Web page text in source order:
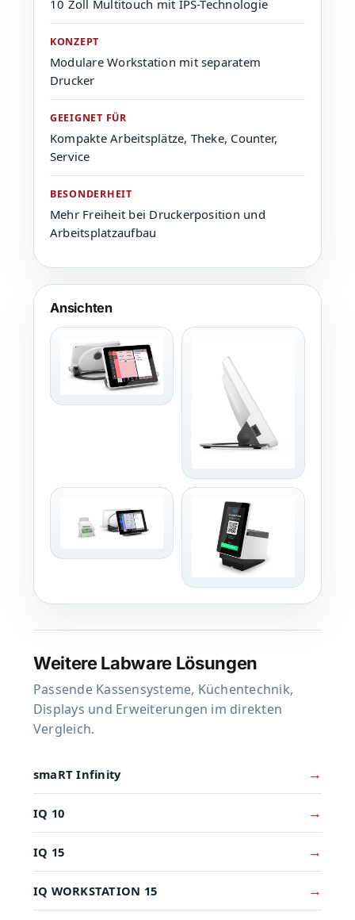
10 Zoll Multitouch mit IPS-Technologie
KONZEPT
Modulare Workstation mit separatem
Drucker
GEEIGNET FÜR
Kompakte Arbeitsplätze, Theke, Counter,
Service
BESONDERHEIT
Mehr Freiheit bei Druckerposition und
Arbeitsplatzaufbau
Ansichten
Weitere Labware Lösungen
Passende Kassensysteme, Küchentechnik,
Displays und Erweiterungen im direkten
Vergleich.
smaRT Infinity
IQ 10
IQ 15
IQ WORKSTATION 15